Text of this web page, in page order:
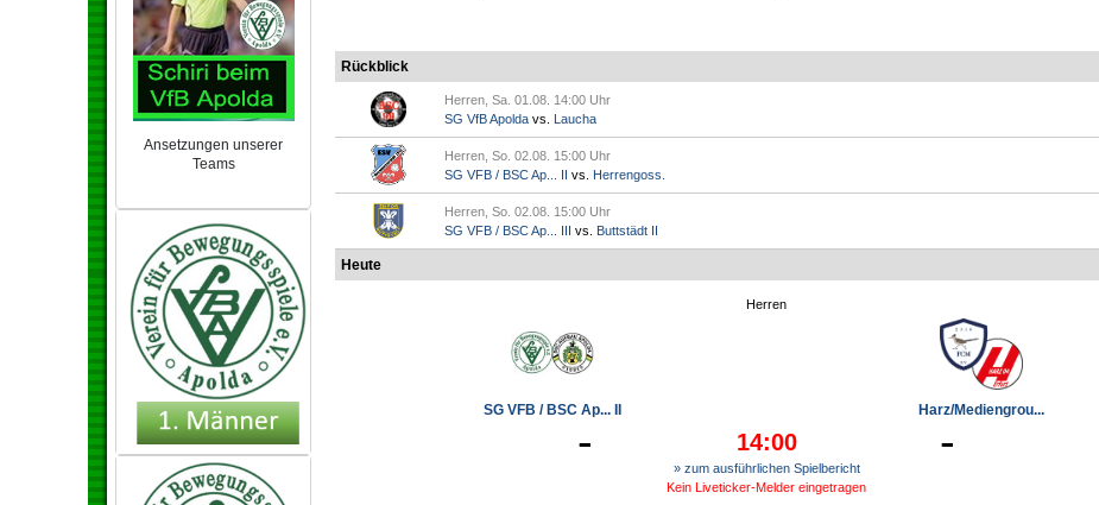
Ansetzungen unserer
Teams
Rückblick
Herren, Sa. 01.08. 14:00 Uhr
SG VfB Apolda vs. Laucha
Herren, So. 02.08. 15:00 Uhr
SG VFB / BSC Ap... II vs. Herrengoss.
Herren, So. 02.08. 15:00 Uhr
SG VFB / BSC Ap... III vs. Buttstädt II
Heute
Herren
SG VFB / BSC Ap... II Harz/Mediengrou...
- 14:00 -
» zum ausführlichen Spielbericht
Kein Liveticker-Melder eingetragen